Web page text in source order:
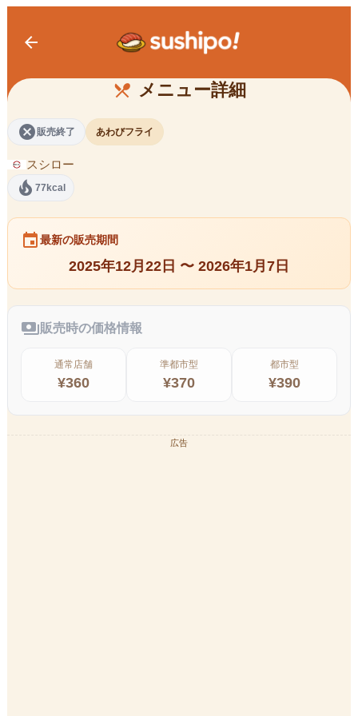
arrow_back
restaurant_menu メニュー詳細
まるごとアワビフライにぎり
cancel 販売終了 あわびフライ
スシロー
local_fire_department 77kcal
event最新の販売期間
2025年12月22日 〜 2026年1月7日
payments販売時の価格情報
通常店舗
¥360
準都市型
¥370
都市型
¥390
広告